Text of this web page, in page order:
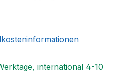
international 4-10